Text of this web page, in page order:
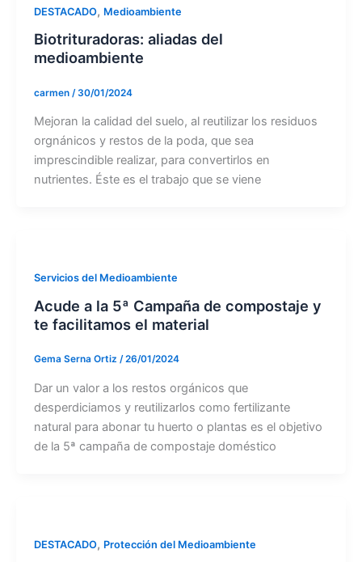
DESTACADO, Medioambiente
Biotrituradoras: aliadas del
medioambiente
carmen /30/01/2024
Mejoran la calidad del suelo, al reutilizar los residuos
orgnánicos y restos de la poda, que sea
imprescindible realizar, para convertirlos en
nutrientes. Éste es el trabajo que se viene
Servicios del Medioambiente
Acude a la 5ª Campaña de compostaje y
te facilitamos el material
Gema Serna Ortiz /26/01/2024
Dar un valor a los restos orgánicos que
desperdiciamos y reutilizarlos como fertilizante
natural para abonar tu huerto o plantas es el objetivo
de la 5ª campaña de compostaje doméstico
DESTACADO, Protección del Medioambiente